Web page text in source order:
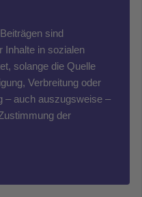
sind
Inhalte in sozialen
solange die Quelle
Verbreitung oder
– auch auszugsweise –
der